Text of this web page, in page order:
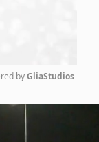
Mute
by GliaStudios